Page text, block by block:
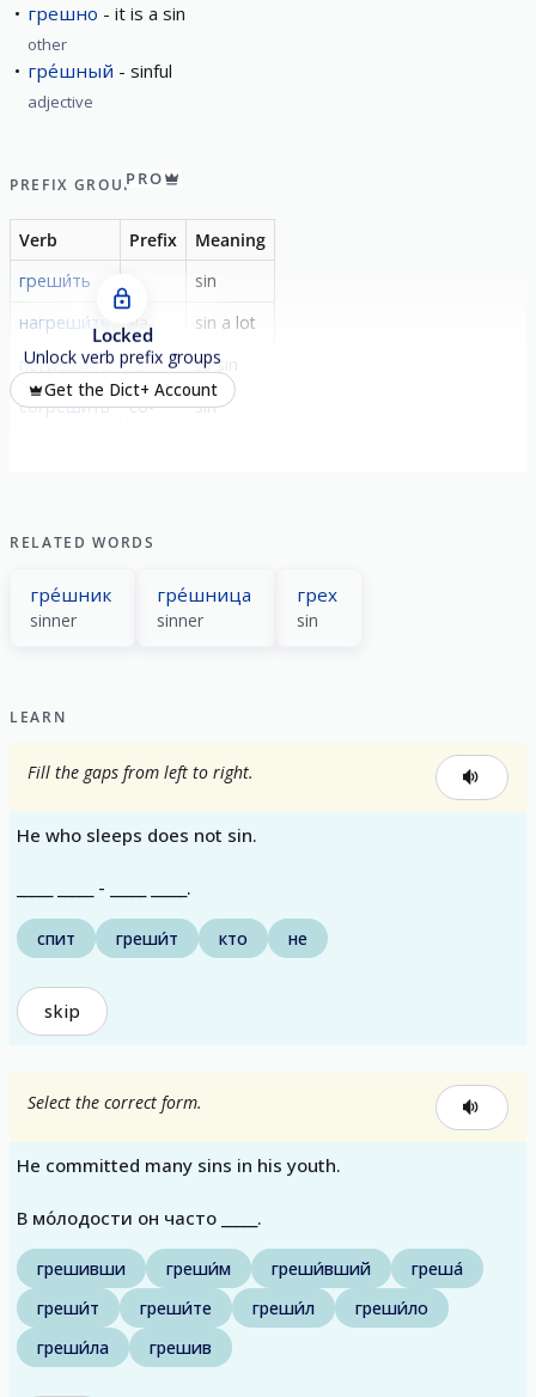
грешно it is a sin
other
гре́шный sinful
adjective
PREFIX GROUPPRO
Verb Prefix
Meaning
греши́ть
sin
нагреши́ть
на-
sin a lot
погреши́ть
по-
to sin
согреши́ть
со- sin
Locked
Unlock verb prefix groups
Get the Dict+ Account
RELATED WORDS
гре́шник
sinner
гре́шница
sinner
грех
sin
LEARN
Fill the gaps from left to right.
He who sleeps does not sin.
_____ _____ - _____ _____.
спит греши́т кто не
skip
Select the correct form.
He committed many sins in his youth.
В мо́лодости он часто _____.
грешивши греши́м греши́вший
греша́
греши́т
греши́те греши́л
греши́ло
греши́ла
грешив